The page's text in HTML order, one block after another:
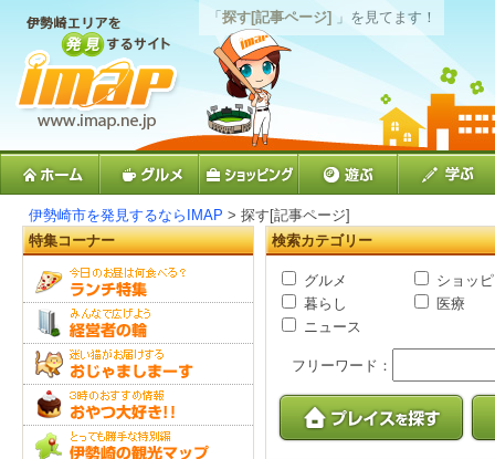
「探す[記事ページ] 」を見てます！
伊勢崎市を発見するならIMAP > 探す[記事ページ]
検索カテゴリー
グルメ
ショッ
暮らし
医療
ニュース
フリーワード：
特集コーナー